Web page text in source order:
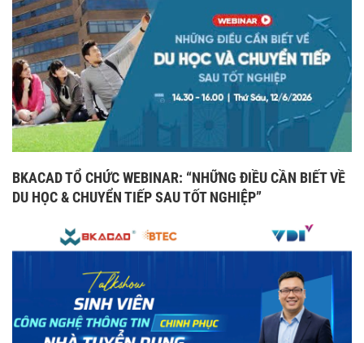
BKACAD TỔ CHỨC WEBINAR: “NHỮNG ĐIỀU CẦN BIẾT VỀ
DU HỌC & CHUYỂN TIẾP SAU TỐT NGHIỆP”